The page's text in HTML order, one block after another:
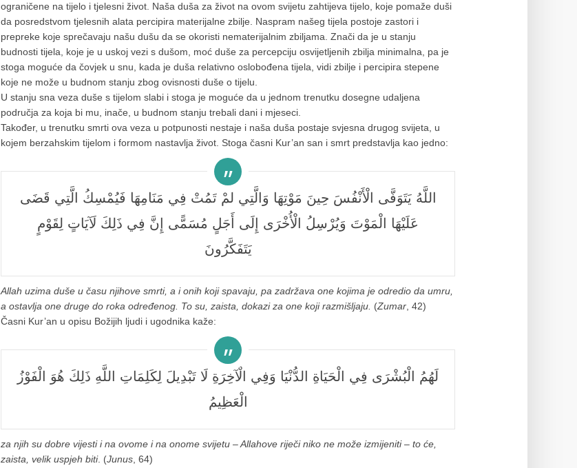
ograničene na tijelo i tjelesni život. Naša duša za život na ovom svijetu zahtijeva tijelo, koje pomaže duši
da posredstvom tjelesnih alata percipira materijalne zbilje. Naspram našeg tijela postoje zastori i
prepreke koje sprečavaju našu dušu da se okoristi nematerijalnim zbiljama. Znači da je u stanju
budnosti tijela, koje je u uskoj vezi s dušom, moć duše za percepciju osvijetljenih zbilja minimalna, pa je
stoga moguće da čovjek u snu, kada je duša relativno oslobođena tijela, vidi zbilje i percipira stepene
koje ne može u budnom stanju zbog ovisnosti duše o tijelu.
U stanju sna veza duše s tijelom slabi i stoga je moguće da u jednom trenutku dosegne udaljena
područja za koja bi mu, inače, u budnom stanju trebali dani i mjeseci.
Također, u trenutku smrti ova veza u potpunosti nestaje i naša duša postaje svjesna drugog svijeta, u
kojem berzahskim tijelom i formom nastavlja život. Stoga časni Kur’an san i smrt predstavlja kao jedno:
اللَّهُ يَتَوَفَّى الْأَنْفُسَ حِينَ مَوْتِهَا وَالَّتِي لَمْ تَمُتْ فِي مَنَامِهَا فَيُمْسِكُ الَّتِي قَضَى
عَلَيْهَا الْمَوْتَ وَيُرْسِلُ الْأُخْرَى إِلَى أَجَلٍ مُسَمًّى إِنَّ فِي ذَلِكَ لَآيَاتٍ لِقَوْمٍ
يَتَفَكَّرُونَ
Allah uzima duše u času njihove smrti, a i onih koji spavaju, pa zadržava one kojima je odredio da umru,
a ostavlja one druge do roka određenog. To su, zaista, dokazi za one koji razmišljaju. (Zumar, 42)
Časni Kur’an u opisu Božijih ljudi i ugodnika kaže:
لَهُمُ الْبُشْرَى فِي الْحَيَاةِ الدُّنْيَا وَفِي الْآخِرَةِ لَا تَبْدِيلَ لِكَلِمَاتِ اللَّهِ ذَلِكَ هُوَ الْفَوْزُ
الْعَظِيمُ
za njih su dobre vijesti i na ovome i na onome svijetu – Allahove riječi niko ne može izmijeniti – to će,
zaista, velik uspjeh biti. (Junus, 64)